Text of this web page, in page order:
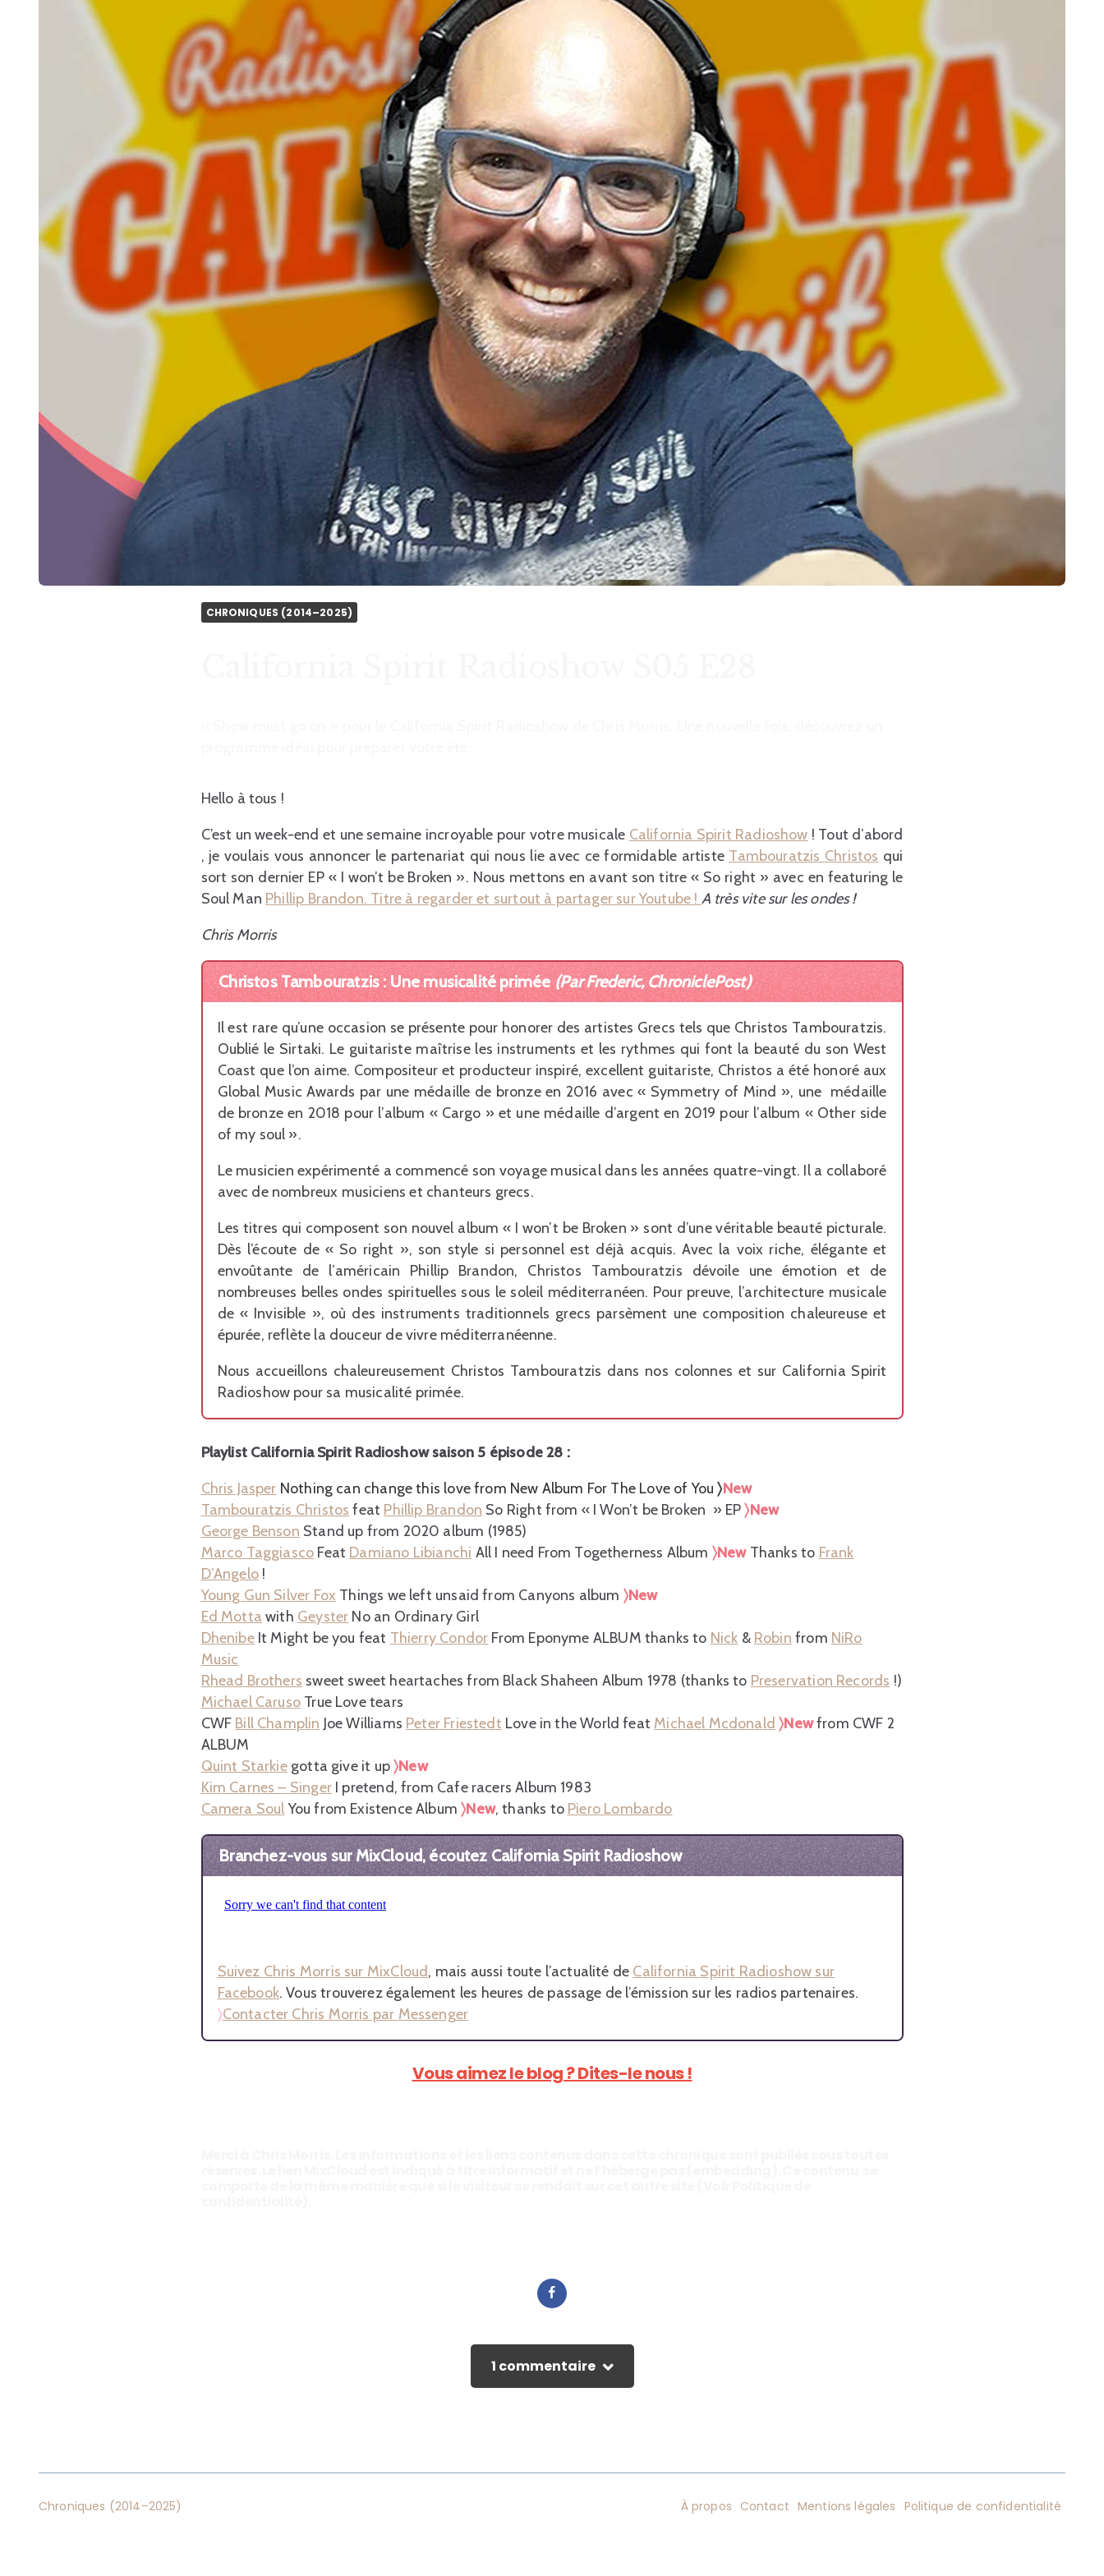
CHRONIQUES (2014–2025)
Hello à tous !
C’est un week-end et une semaine incroyable pour votre musicale California Spirit Radioshow ! Tout d’abord
, je voulais vous annoncer le partenariat qui nous lie avec ce formidable artiste Tambouratzis Christos qui
sort son dernier EP « I won’t be Broken ». Nous mettons en avant son titre « So right » avec en featuring le
Soul Man Phillip Brandon. Titre à regarder et surtout à partager sur Youtube ! A très vite sur les ondes !
Chris Morris
Christos Tambouratzis : Une musicalité primée(Par Frederic, ChroniclePost)
Il est rare qu’une occasion se présente pour honorer des artistes Grecs tels que Christos Tambouratzis.
Oublié le Sirtaki. Le guitariste maîtrise les instruments et les rythmes qui font la beauté du son West
Coast que l’on aime. Compositeur et producteur inspiré, excellent guitariste, Christos a été honoré aux
Global Music Awards par une médaille de bronze en 2016 avec « Symmetry of Mind », une médaille
de bronze en 2018 pour l’album « Cargo » et une médaille d’argent en 2019 pour l’album « Other side
of my soul ».
Le musicien expérimenté a commencé son voyage musical dans les années quatre-vingt. Il a collaboré
avec de nombreux musiciens et chanteurs grecs.
Les titres qui composent son nouvel album « I won’t be Broken » sont d’une véritable beauté picturale.
Dès l’écoute de « So right », son style si personnel est déjà acquis. Avec la voix riche, élégante et
envoûtante de l’américain Phillip Brandon, Christos Tambouratzis dévoile une émotion et de
nombreuses belles ondes spirituelles sous le soleil méditerranéen. Pour preuve, l’architecture musicale
de « Invisible », où des instruments traditionnels grecs parsèment une composition chaleureuse et
épurée, reflète la douceur de vivre méditerranéenne.
Nous accueillons chaleureusement Christos Tambouratzis dans nos colonnes et sur California Spirit
Radioshow pour sa musicalité primée.
Playlist California Spirit Radioshow saison 5 épisode 28 :
Chris Jasper Nothing can change this love from New Album For The Love of You 〉New
Tambouratzis Christos feat Phillip Brandon So Right from « I Won’t be Broken » EP〉New
George Benson Stand up from 2020 album (1985)
Marco Taggiasco Feat Damiano Libianchi All I need From Togetherness Album 〉NewThanks to Frank
D’Angelo!
Young Gun Silver Fox Things we left unsaid from Canyons album 〉New
Ed Motta with Geyster No an Ordinary Girl
DhenibeIt Might be you feat Thierry Condor From Eponyme ALBUM thanks to Nick & Robin from NiRo
Music
Rhead Brothers sweet sweet heartaches from Black Shaheen Album 1978 (thanks to Preservation Records !)
Michael Caruso True Love tears
CWF Bill Champlin Joe Williams Peter Friestedt Love in the World feat Michael Mcdonald 〉Newfrom CWF 2
ALBUM
Quint Starkiegotta give it up〉New
Kim Carnes – SingerI pretend, from Cafe racers Album 1983
Camera SoulYou from Existence Album〉New, thanks to Piero Lombardo
Branchez-vous sur MixCloud, écoutez California Spirit Radioshow
Suivez Chris Morris sur MixCloud, mais aussi toute l’actualité de California Spirit Radioshow sur
Facebook. Vous trouverez également les heures de passage de l’émission sur les radios partenaires.
〉Contacter Chris Morris par Messenger
Vous aimez le blog ? Dites-le nous !
1 commentaire
Chroniques (2014–2025) À propos Contact Mentions légales Politique de confidentialité